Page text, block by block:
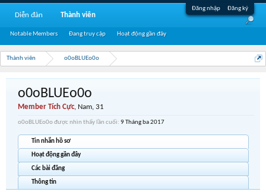
Đăng nhập Đăng ký
Thành viên o0oBLUEo0o
o0oBLUEo0o
Member Tích Cực, Nam, 31
o0oBLUEo0o được nhìn thấy lần cuối: 9 Tháng ba 2017
Tin nhắn hồ sơ
Hoạt động gần đây
Các bài đăng
Thông tin
Diễn đàn Thành viên
Notable Members Đang truy cập Hoạt động gần đây